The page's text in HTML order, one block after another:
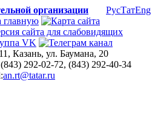
организации РусТатEng
Казань, ул. Баумана, 20
292-02-72, (843) 292-40-34
an.rt@tatar.ru